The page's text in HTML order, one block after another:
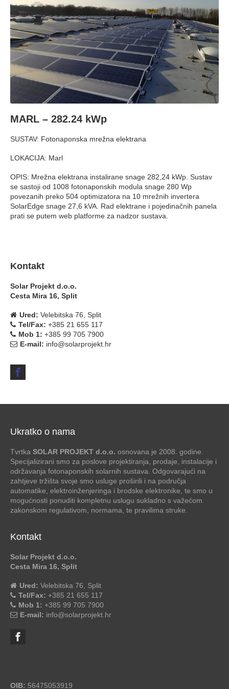
MARL – 282.24 kWp
SUSTAV: Fotonaponska mrežna elektrana
LOKACIJA: Marl
OPIS: Mrežna elektrana instalirane snage 282,24 kWp. Sustav
se sastoji od 1008 fotonaponskih modula snage 280 Wp
povezanih preko 504 optimizatora na 10 mrežnih invertera
SolarEdge snage 27,6 kVA. Rad elektrane i pojedinačnih panela
prati se putem web platforme za nadzor sustava.
Kontakt
Solar Projekt d.o.o.
Cesta Mira 16, Split
Ured: Velebitska 76, Split
Tel/Fax: +385 21 655 117
Mob 1: +385 99 705 7900
E-mail: info@solarprojekt.hr
Ukratko o nama
Tvrtka SOLAR PROJEKT d.o.o. osnovana je 2008. godine.
Specijalizirani smo za poslove projektiranja, prodaje, instalacije i
održavanja fotonaponskih solarnih sustava. Odgovarajući na
zahtjeve tržišta svoje smo usluge proširili i na područja
automatike, elektroinženjeringa i brodske elektronike, te smo u
mogućnosti ponuditi kompletnu uslugu sukladno s važećom
zakonskom regulativom, normama, te pravilima struke.
Kontakt
Solar Projekt d.o.o.
Cesta Mira 16, Split
Ured: Velebitska 76, Split
Tel/Fax: +385 21 655 117
Mob 1: +385 99 705 7900
E-mail: info@solarprojekt.hr
OIB: 56475053919